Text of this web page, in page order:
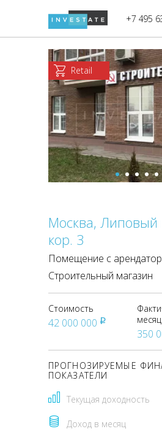
+7 495
Дикси
Верный
Мираторг
Магнолия
В башне
Башня
Запад
Башня
Восток
Город
Северный
Город
Южный
Retail
Москва, Липовый
кор. 3
Помещение с
Строительный магазин
Стоимость
42 000 000 pуб
месяц
350
ПРОГНОЗИРУЕМЫЕ
ПОКАЗАТЕЛИ
Текущая доходность
Доход в месяц